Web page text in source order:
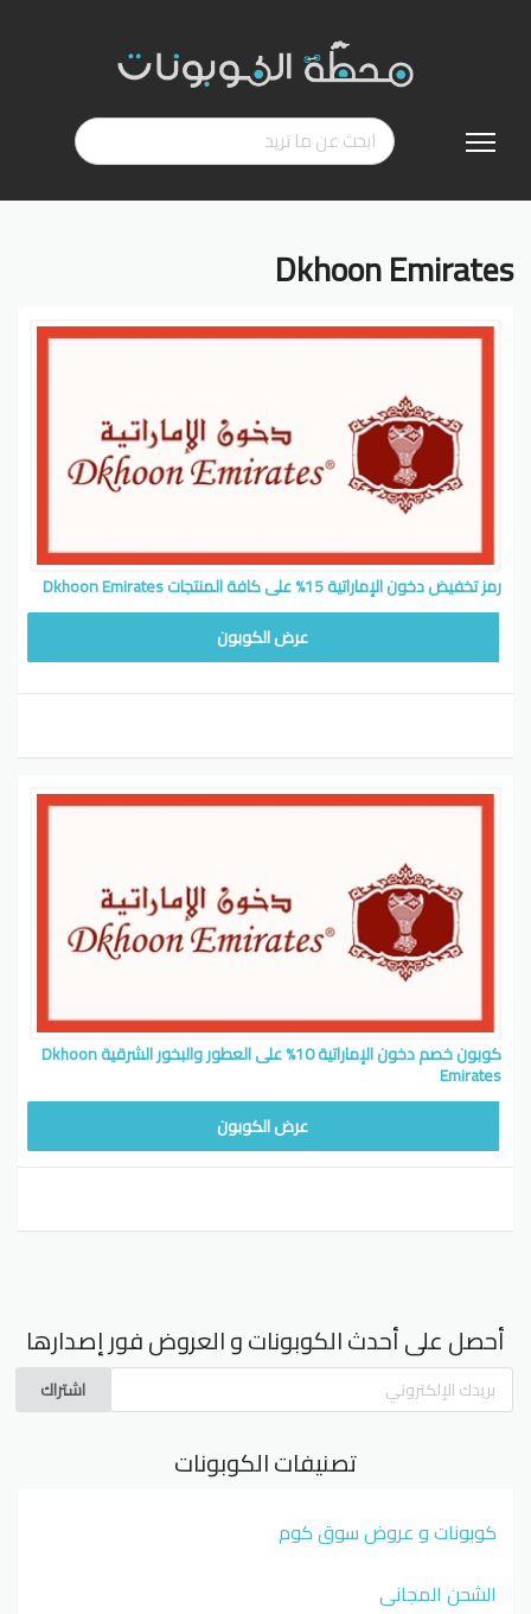
إلى
Dkhoon Emirates
رمز تخفيض دخون الإماراتية 15% على كافة المنتجات Dkhoon Emirates
عرض الكوبون
كوبون خصم دخون الإماراتية 10% على العطور والبخور الشرقية Dkhoon
Emirates
عرض الكوبون
أحصل على أحدث الكوبونات و العروض فور إصدارها
اشتراك
تصنيفات الكوبونات
كوبونات و عروض سوق كوم
الشحن المجاني